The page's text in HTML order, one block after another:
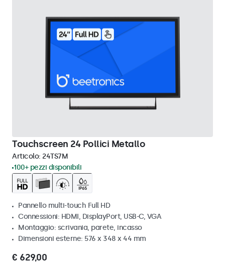
Touchscreen 24 Pollici Metallo
Articolo: 24TS7M
100+ pezzi disponibili
Pannello multi-touch Full HD
Connessioni: HDMI, DisplayPort, USB-C, VGA
Montaggio: scrivania, parete, incasso
Dimensioni esterne: 576 x 348 x 44 mm
€ 629,00